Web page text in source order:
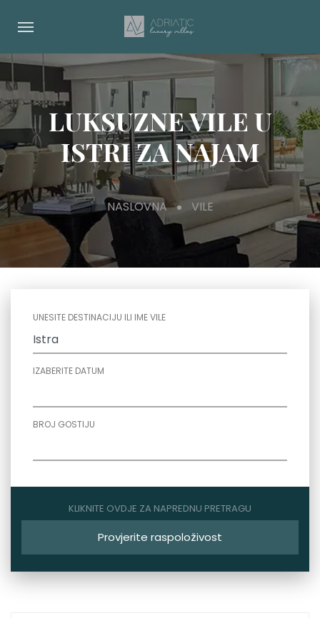
LUKSUZNE VILE U
ISTRI ZA NAJAM
NASLOVNA VILE
UNESITE DESTINACIJU ILI IME VILE
IZABERITE DATUM
BROJ GOSTIJU
KLIKNITE OVDJE ZA NAPREDNU PRETRAGU
Provjerite raspoloživost